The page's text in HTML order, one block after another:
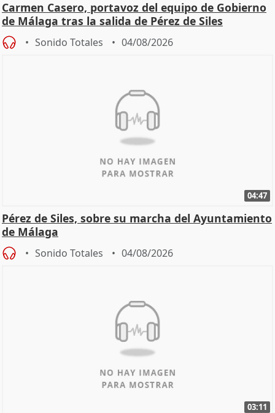
Carmen Casero, portavoz del equipo de Gobierno
de Málaga tras la salida de Pérez de Siles
Sonido Totales 04/08/2026
04:47
Pérez de Siles, sobre su marcha del Ayuntamiento
de Málaga
Sonido Totales 04/08/2026
03:11